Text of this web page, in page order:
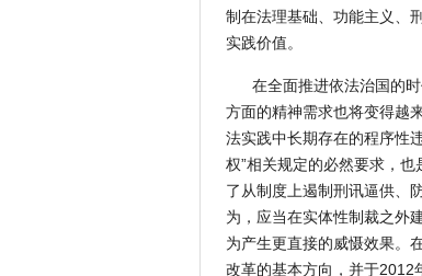
制在法理基础、功能主义、
实践价值。
在全面推进依法治国的
方面的精神需求也将变得越
法实践中长期存在的程序性
权”相关规定的必然要求，
了从制度上遏制刑讯逼供、
为，应当在实体性制裁之外
为产生更直接的威慑效果。
改革的基本方向，并于2012